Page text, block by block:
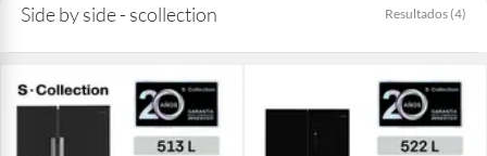
Side by side - scollection Resultados (4)